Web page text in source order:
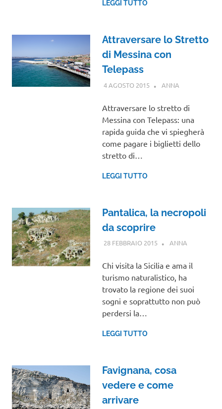
LEGGI TUTTO
Attraversare lo Stretto
di Messina con
Telepass
4 AGOSTO 2015 ANNA
Attraversare lo stretto di
Messina con Telepass: una
rapida guida che vi spiegherà
come pagare i biglietti dello
stretto di…
LEGGI TUTTO
Pantalica, la necropoli
da scoprire
28 FEBBRAIO 2015 ANNA
Chi visita la Sicilia e ama il
turismo naturalistico, ha
trovato la regione dei suoi
sogni e soprattutto non può
perdersi la…
LEGGI TUTTO
Favignana, cosa
vedere e come
arrivare